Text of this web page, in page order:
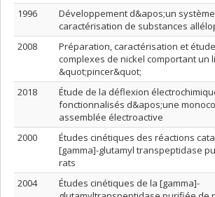
1996
Développement d&apos;un
caractérisation de substances
2008
Préparation, caractérisation et
complexes de nickel comportant un
&quot;pincer&quot;
2018
Étude de la déflexion
fonctionnalisés d&apos;une
assemblée électroactive
2000
Études cinétiques des réactions
[gamma]-glutamyl transpeptidase
rats
2004
Études cinétiques de la [gamma]-